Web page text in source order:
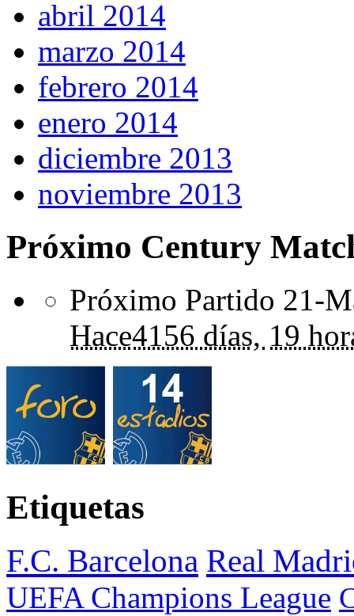
abril 2014
marzo 2014
febrero 2014
enero 2014
diciembre 2013
noviembre 2013
Próximo Century
Próximo Partido 21-
Hace4156 días, 19
Etiquetas
F.C. Barcelona Real
UEFA Champions League